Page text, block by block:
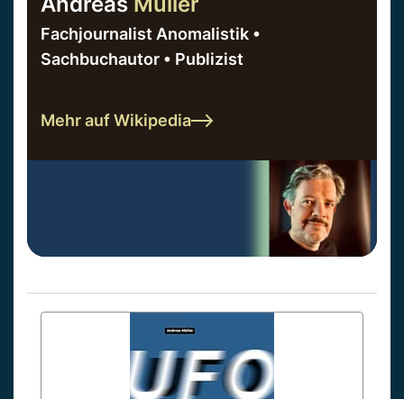
Fachjournalist Anomalistik •
Sachbuchautor • Publizist
Mehr auf Wikipedia